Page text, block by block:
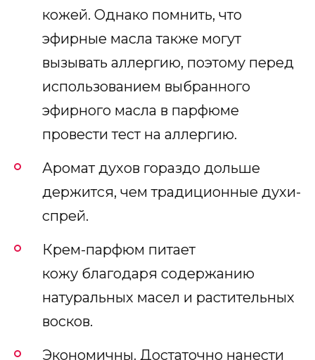
кожей. Однако помнить, что
эфирные масла также могут
вызывать аллергию, поэтому перед
использованием выбранного
эфирного масла в парфюме
провести тест на аллергию.
Аромат духов гораздо дольше
держится, чем традиционные духи-
спрей.
Крем-парфюм питает
кожу благодаря содержанию
натуральных масел и растительных
восков.
Экономичны. Достаточно нанести